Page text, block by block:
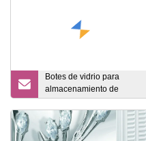
Botes de vidrio para
almacenamiento de
alimentos con tapa de
acacia